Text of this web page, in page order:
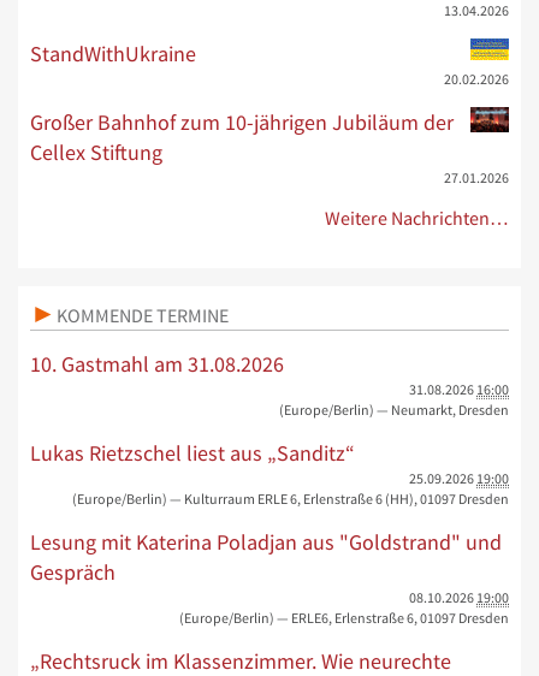
13.04.2026
StandWithUkraine
20.02.2026
Großer Bahnhof zum 10-jährigen Jubiläum der
Cellex Stiftung
27.01.2026
Weitere Nachrichten…
KOMMENDE TERMINE
10. Gastmahl am 31.08.2026
31.08.2026 16:00
(Europe/Berlin) — Neumarkt, Dresden
Lukas Rietzschel liest aus „Sanditz“
25.09.2026 19:00
(Europe/Berlin) — Kulturraum ERLE 6, Erlenstraße 6 (HH), 01097 Dresden
Lesung mit Katerina Poladjan aus "Goldstrand" und
Gespräch
08.10.2026 19:00
(Europe/Berlin) — ERLE6, Erlenstraße 6, 01097 Dresden
„Rechtsruck im Klassenzimmer. Wie neurechte